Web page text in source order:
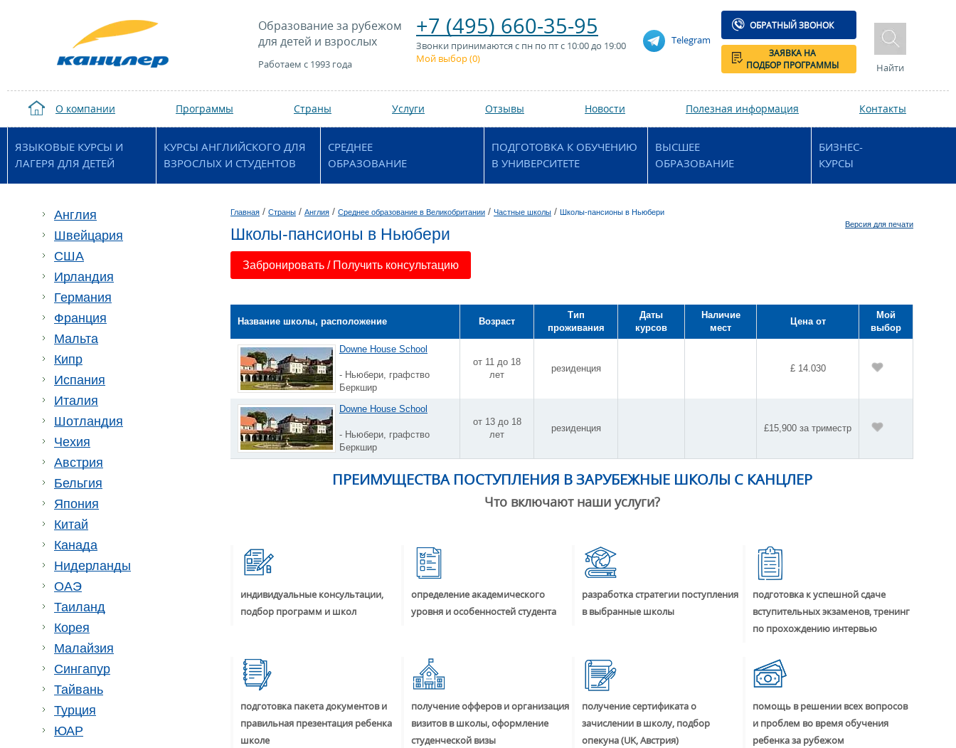
Образование за рубежом
для детей и взрослых
Работаем с 1993 года
+7 (495) 660-35-95
Звонки принимаются с пн по пт с 10:00 до 19:00
Мой выбор (0)
Telegram
ОБРАТНЫЙ ЗВОНОК
ЗАЯВКА НА
ПОДБОР ПРОГРАММЫ
Найти
О компании Программы Страны Услуги Отзывы Новости Полезная информация Контакты
ЯЗЫКОВЫЕ КУРСЫ И
ЛАГЕРЯ ДЛЯ ДЕТЕЙ
КУРСЫ АНГЛИЙСКОГО ДЛЯ
ВЗРОСЛЫХ И СТУДЕНТОВ
СРЕДНЕЕ
ОБРАЗОВАНИЕ
ПОДГОТОВКА К ОБУЧЕНИЮ
В УНИВЕРСИТЕТЕ
ВЫСШЕЕ
ОБРАЗОВАНИЕ
БИЗНЕС-
КУРСЫ
Англия
Швейцария
США
Ирландия
Германия
Франция
Мальта
Кипр
Испания
Италия
Шотландия
Чехия
Австрия
Бельгия
Япония
Китай
Канада
Нидерланды
ОАЭ
Таиланд
Корея
Малайзия
Сингапур
Тайвань
Турция
ЮАР
Главная / Страны / Англия / Среднее образование в Великобритании / Частные школы /
Школы-пансионы в Ньюбери
Версия для печати
Школы-пансионы в Ньюбери
Забронировать / Получить консультацию
Название школы, расположение Возраст
Тип
проживания
Даты
курсов
Наличие
мест
Цена от
Мой
выбор
Downe House School
- Ньюбери, графство
Беркшир
от 11 до 18
лет
резиденция £ 14.030
Downe House School
- Ньюбери, графство
Беркшир
от 13 до 18
лет
резиденция £15,900 за триместр
ПРЕИМУЩЕСТВА ПОСТУПЛЕНИЯ В ЗАРУБЕЖНЫЕ ШКОЛЫ С КАНЦЛЕР
Что включают наши услуги?
индивидуальные консультации,
подбор программ и школ
определение академического
уровня и особенностей студента
разработка стратегии поступления
в выбранные школы
подготовка к успешной сдаче
вступительных экзаменов, тренинг
по прохождению интервью
подготовка пакета документов и
правильная презентация ребенка
школе
получение офферов и организация
визитов в школы, оформление
студенческой визы
получение сертификата о
зачислении в школу, подбор
опекуна (UK, Австрия)
помощь в решении всех вопросов
и проблем во время обучения
ребенка за рубежом